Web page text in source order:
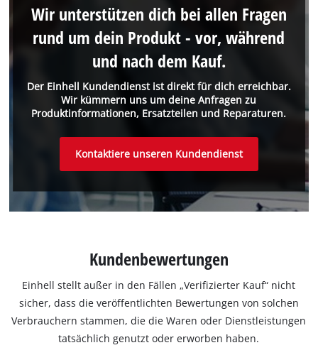
Der Einhell Kundendienst ist direkt für dich erreichbar.
Wir kümmern uns um deine Anfragen zu
Produktinformationen, Ersatzteilen und Reparaturen.
Wir unterstützen dich bei allen Fragen
rund um dein Produkt - vor, während
und nach dem Kauf.
Kontaktiere unseren Kundendienst
Kundenbewertungen
Einhell stellt außer in den Fällen „Verifizierter Kauf“ nicht
sicher, dass die veröffentlichten Bewertungen von solchen
Verbrauchern stammen, die die Waren oder Dienstleistungen
tatsächlich genutzt oder erworben haben.